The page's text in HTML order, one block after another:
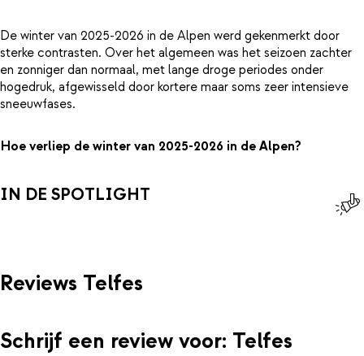
De winter van 2025-2026 in de Alpen werd gekenmerkt door
sterke contrasten. Over het algemeen was het seizoen zachter
en zonniger dan normaal, met lange droge periodes onder
hogedruk, afgewisseld door kortere maar soms zeer intensieve
sneeuwfases.
Hoe verliep de winter van 2025-2026 in de Alpen?
IN DE SPOTLIGHT
Reviews Telfes
Schrijf een review voor: Telfes